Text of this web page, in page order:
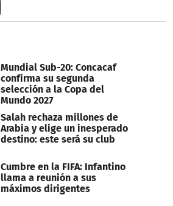
Mundial Sub-20: Concacaf
confirma su segunda
selección a la Copa del
Mundo 2027
Salah rechaza millones de
Arabia y elige un inesperado
destino: este será su club
Cumbre en la FIFA: Infantino
llama a reunión a sus
máximos dirigentes